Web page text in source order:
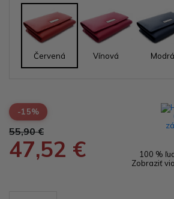
Červená Vínová Modrá
-15%
55,90 €
47,52 €
100 %
Zobraziť